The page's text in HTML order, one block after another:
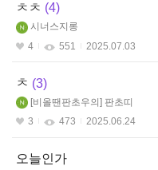
ㅊㅊ 4
시너스지롱
4
551 2025.07.03
ㅊ 3
비올땐판초우의
판초띠
3
473 2025.06.24
오늘인가